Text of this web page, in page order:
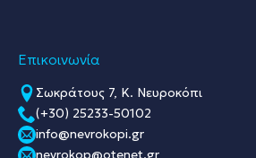
Επικοινωνία
Σωκράτους 7, Κ. Νευροκόπι
(+30) 25233-50102
info@nevrokopi.gr
nevrokop@otenet.gr